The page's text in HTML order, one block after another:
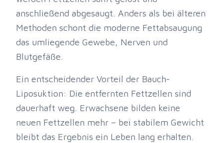
anschließend abgesaugt. Anders als bei älteren
Methoden schont die moderne Fettabsaugung
das umliegende Gewebe, Nerven und
Blutgefäße.
Ein entscheidender Vorteil der Bauch-
Liposuktion: Die entfernten Fettzellen sind
dauerhaft weg. Erwachsene bilden keine
neuen Fettzellen mehr – bei stabilem Gewicht
bleibt das Ergebnis ein Leben lang erhalten.